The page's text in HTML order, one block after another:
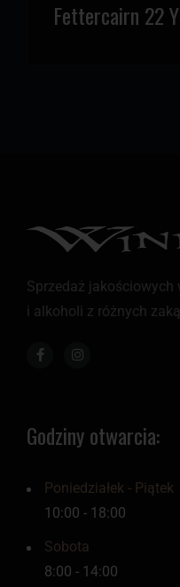
Fettercairn 22
Sprzedaż jakościowych
i alkoholi z różnych
Godziny otwarcia:
Poniedziałek - Piątek
10:00 - 18:00
Sobota
8:00 - 14:00